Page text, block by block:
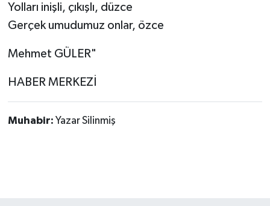
Yolları inişli, çıkışlı, düzce
Gerçek umudumuz onlar, özce
Mehmet GÜLER"
HABER MERKEZİ
Muhabir: Yazar Silinmiş